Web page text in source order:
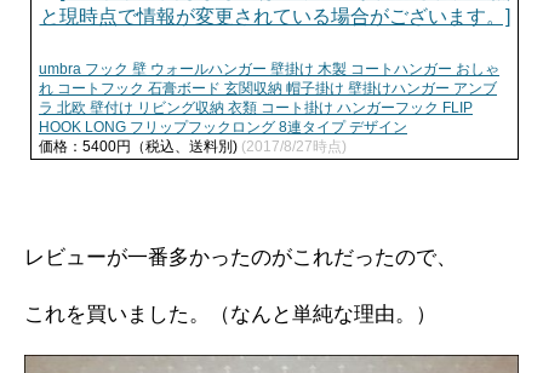
umbra フック 壁 ウォールハンガー 壁掛け 木製 コートハンガー おしゃ
れ コートフック 石膏ボード 玄関収納 帽子掛け 壁掛けハンガー アンブ
ラ 北欧 壁付け リビング収納 衣類 コート掛け ハンガーフック FLIP
HOOK LONG フリップフックロング 8連タイプ デザイン
価格：5400円（税込、送料別) (2017/8/27時点)
レビューが一番多かったのがこれだったので、
これを買いました。（なんと単純な理由。）